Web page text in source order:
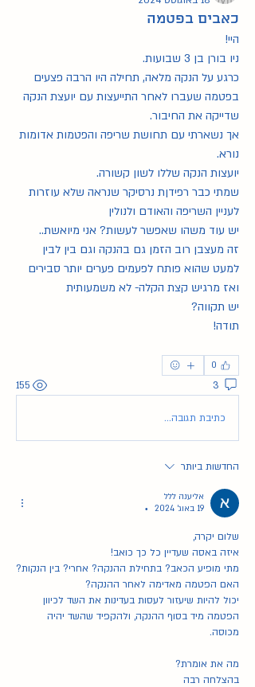
כאבים בפטמה
היי!
ניו בורן בן 3 שבועות.
שדייקה את החיבור.
נורא.
יועצות הנקה שללו לשון קשורה.
לעניין השריפה והאודם ולנולין
יש עוד משהו שאפשר לעשות? אני מיואשת..
זה מעצבן רוב הזמן גם בהנקה וגם בין לבין
ואז מרגיש קצת הקלה- לא משמעותית
יש תקווה?
תודה!
0
3
155
כתיבת תגובה...
החדשות ביותר
אליענה ללל
19 באוג׳ 2024
•
שלום יקרה,
איזה באסה שעדיין כל כך כואב!
מתי מופיע הכאב? בתחילת ההנקה? אחרי? בין הנקות?
האם הפטמה מאדימה לאחר ההנקה?
מכוסה.
מה את אומרת?
בהצלחה רבה